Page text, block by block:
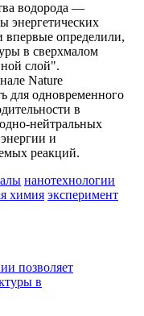
водорода —
энергетических
впервые определили,
в сверхмалом
слой".
Nature
для одновременного
в
нейтральных
и
реакций.
нанотехнологии
химия эксперимент
позволяет
в